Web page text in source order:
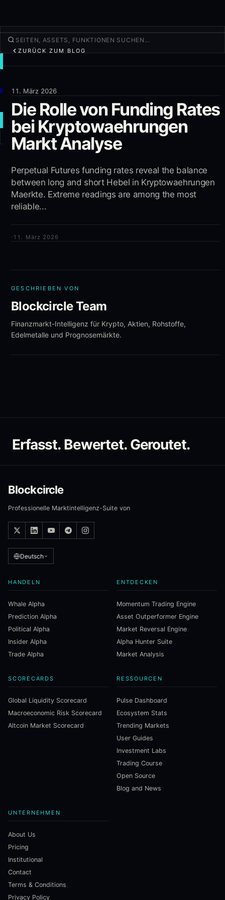
Produkte
Mehr
NEUER TRADE
Anmelden REGISTRIEREN
ZURÜCK ZUM BLOG
11. März 2026
Die Rolle von Funding Rates
bei Kryptowaehrungen
Markt Analyse
Perpetual Futures funding rates reveal the balance
between long and short Hebel in Kryptowaehrungen
Maerkte. Extreme readings are among the most
reliable...
· 11. März 2026
GESCHRIEBEN VON
Blockcircle Team
Finanzmarkt-Intelligenz für Krypto, Aktien, Rohstoffe,
Edelmetalle und Prognosemärkte.
Erfasst. Bewertet. Geroutet.
Blockcircle
Professionelle Marktintelligenz-Suite von
Deutsch
HANDELN
Whale Alpha
Prediction Alpha
Political Alpha
Insider Alpha
Trade Alpha
ENTDECKEN
Momentum Trading Engine
Asset Outperformer Engine
Market Reversal Engine
Alpha Hunter Suite
Market Analysis
SCORECARDS
Global Liquidity Scorecard
Macroeconomic Risk Scorecard
Altcoin Market Scorecard
RESSOURCEN
Pulse Dashboard
Ecosystem Stats
Trending Markets
User Guides
Investment Labs
Trading Course
Open Source
Blog and News
UNTERNEHMEN
About Us
Pricing
Institutional
Contact
Terms & Conditions
Privacy Policy